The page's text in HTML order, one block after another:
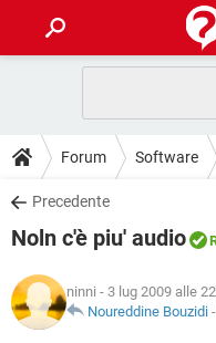
INTRATTENIMENTO
iOS
INSTAGRAM
TIKTOK
HARDWARE
GUIDE
COVID-19
INSTAGRAM
TIKTOK
DOWNLOAD
COVID-19
INTRATTENIMENTO
iOS
COVID-19
INTRATTENIMENTO
GLOSSARIO
Forum Software
Precedente
Noln c'è piu' audio
ninni - 3 lug 2009 alle
Noureddine Bouzidi -